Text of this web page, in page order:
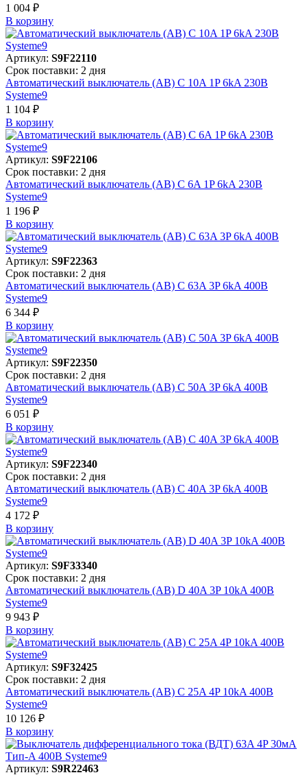
1 004 ₽
В корзинy
Артикул: S9F22110
Срок поставки: 2 дня
Автоматический выключатель (АВ) C 10A 1P 6kA 230В
Systeme9
1 104 ₽
В корзинy
Артикул: S9F22106
Срок поставки: 2 дня
Автоматический выключатель (АВ) C 6A 1P 6kA 230В
Systeme9
1 196 ₽
В корзинy
Артикул: S9F22363
Срок поставки: 2 дня
Автоматический выключатель (АВ) C 63A 3P 6kA 400В
Systeme9
6 344 ₽
В корзинy
Артикул: S9F22350
Срок поставки: 2 дня
Автоматический выключатель (АВ) C 50A 3P 6kA 400В
Systeme9
6 051 ₽
В корзинy
Артикул: S9F22340
Срок поставки: 2 дня
Автоматический выключатель (АВ) C 40A 3P 6kA 400В
Systeme9
4 172 ₽
В корзинy
Артикул: S9F33340
Срок поставки: 2 дня
Автоматический выключатель (АВ) D 40A 3P 10kA 400В
Systeme9
9 943 ₽
В корзинy
Артикул: S9F32425
Срок поставки: 2 дня
Автоматический выключатель (АВ) C 25A 4P 10kA 400В
Systeme9
10 126 ₽
В корзинy
Артикул: S9R22463